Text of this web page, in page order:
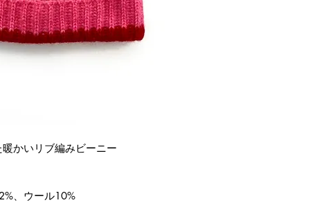
かいリブ編みビーニー
、ウール10%